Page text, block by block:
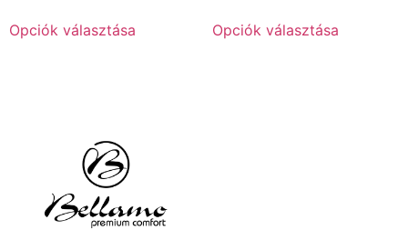
Opciók választása Opciók választása